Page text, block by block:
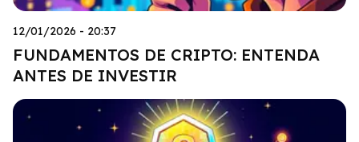
12/01/2026 - 20:37
FUNDAMENTOS DE CRIPTO: ENTENDA
ANTES DE INVESTIR